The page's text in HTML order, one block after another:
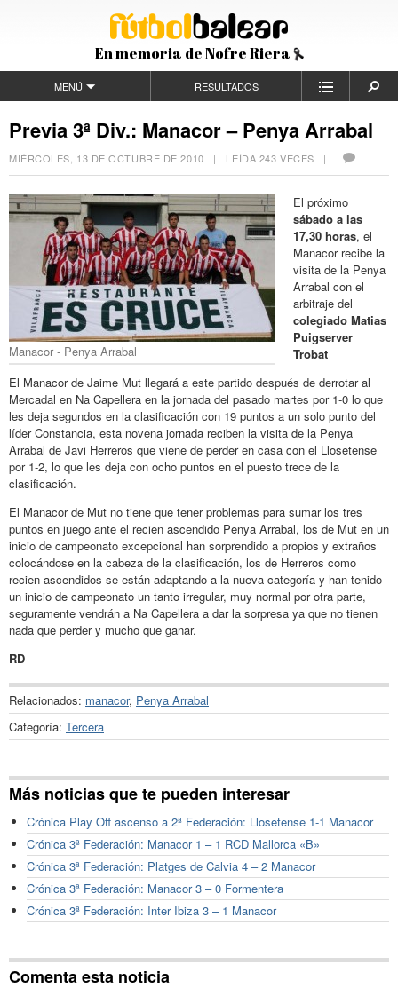
En memoria de Nofre Riera
MENÚ RESULTADOS
Previa 3ª Div.: Manacor – Penya Arrabal
MIÉRCOLES, 13 DE OCTUBRE DE 2010 | LEÍDA 243 VECES |
Manacor - Penya Arrabal
El próximo
sábado a las
17,30 horas, el
Manacor recibe la
visita de la Penya
Arrabal con el
arbitraje del
colegiado Matias
Puigserver
Trobat
El Manacor de Jaime Mut llegará a este partido después de derrotar al
Mercadal en Na Capellera en la jornada del pasado martes por 1-0 lo que
les deja segundos en la clasificación con 19 puntos a un solo punto del
líder Constancia, esta novena jornada reciben la visita de la Penya
Arrabal de Javi Herreros que viene de perder en casa con el Llosetense
por 1-2, lo que les deja con ocho puntos en el puesto trece de la
clasificación.
El Manacor de Mut no tiene que tener problemas para sumar los tres
puntos en juego ante el recien ascendido Penya Arrabal, los de Mut en un
inicio de campeonato excepcional han sorprendido a propios y extraños
colocándose en la cabeza de la clasificación, los de Herreros como
recien ascendidos se están adaptando a la nueva categoría y han tenido
un inicio de campeonato un tanto irregular, muy normal por otra parte,
seguramente vendrán a Na Capellera a dar la sorpresa ya que no tienen
nada que perder y mucho que ganar.
RD
Relacionados: manacor, Penya Arrabal
Categoría: Tercera
Más noticias que te pueden interesar
Crónica Play Off ascenso a 2ª Federación: Llosetense 1-1 Manacor
Crónica 3ª Federación: Manacor 1 – 1 RCD Mallorca «B»
Crónica 3ª Federación: Platges de Calvia 4 – 2 Manacor
Crónica 3ª Federación: Manacor 3 – 0 Formentera
Crónica 3ª Federación: Inter Ibiza 3 – 1 Manacor
Comenta esta noticia